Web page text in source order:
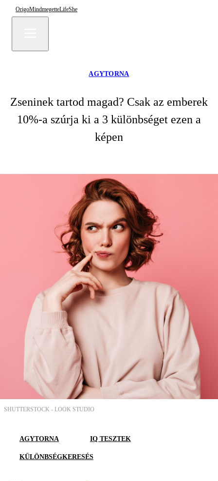
OrigoMindmegetteLifeShe
AGYTORNA
Zseninek tartod magad? Csak az emberek
10%-a szúrja ki a 3 különbséget ezen a
képen
SHUTTERSTOCK - LOOK STUDIO
AGYTORNA IQ TESZTEK
KÜLÖNBSÉGKERESÉS